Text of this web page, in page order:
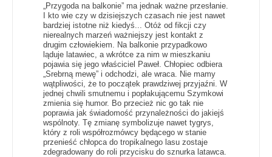
„Przygoda na balkonie” ma jednak ważne przesłanie.
I kto wie czy w dzisiejszych czasach nie jest nawet
bardziej istotne niż kiedyś... Otóż od fikcji czy
nierealnych marzeń ważniejszy jest kontakt z
drugim człowiekiem. Na balkonie przypadkowo
ląduje latawiec, a wkrótce za nim w mieszkaniu
pojawia się jego właściciel Paweł. Chłopiec odbiera
„Srebrną mewę” i odchodzi, ale wraca. Nie mamy
wątpliwości, że to początek prawdziwej przyjaźni. W
jednej chwili smutnemu i popłakującemu Szymkowi
zmienia się humor. Bo przecież nic go tak nie
poprawia jak świadomość przynależności do jakiejś
wspólnoty. Tę zmianę symbolizuje nawet tygrys,
który z roli współrozmówcy będącego w stanie
przenieść chłopca do tropikalnego lasu zostaje
zdegradowany do roli przycisku do sznurka latawca.